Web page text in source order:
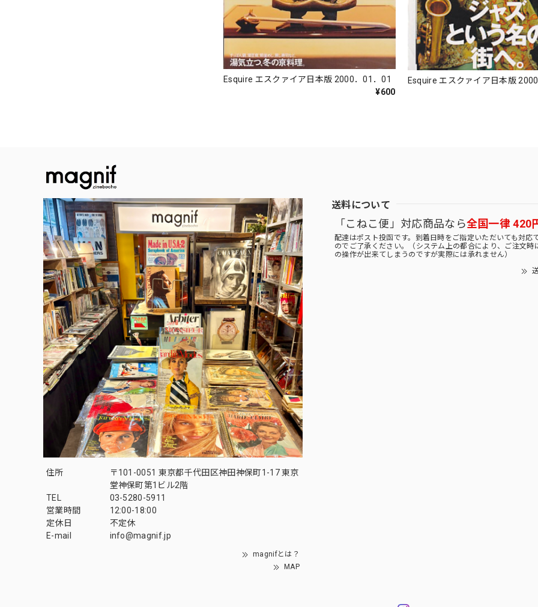
Esquire エスクァイア日本版 2000．01．01
¥600
Esquire エスクァイア日本版
住所
〒101-0051 東京都千代田区神田神保町1-17 東京
堂神保町第1ビル2階
TEL
03-5280-5911
営業時間
12:00-18:00
定休日
不定休
E-mail
info@magnif.jp
magnifとは？
MAP
送料について
「こねこ便」対応商品なら全国一律 420
配達はポスト投函です。到着日時をご指定いただいても対応
のでご了承ください。（システム上の都合により、ご注文時
の操作が出来てしまうのですが実際には承れません）